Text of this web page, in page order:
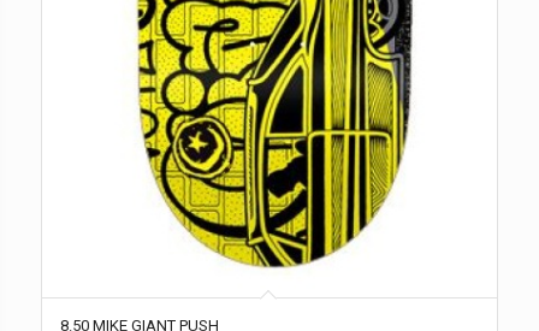
8.50 MIKE GIANT PUSH